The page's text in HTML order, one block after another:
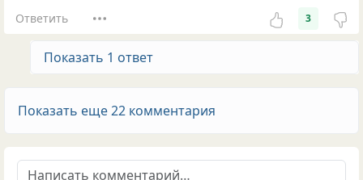
Ответить 3
Показать 1 ответ
Показать еще 22 комментария